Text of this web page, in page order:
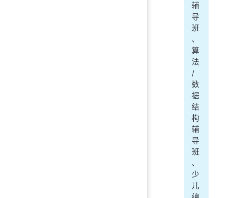
辅
导
班
、
算
法
/
数
据
结
构
辅
导
班
、
少
儿